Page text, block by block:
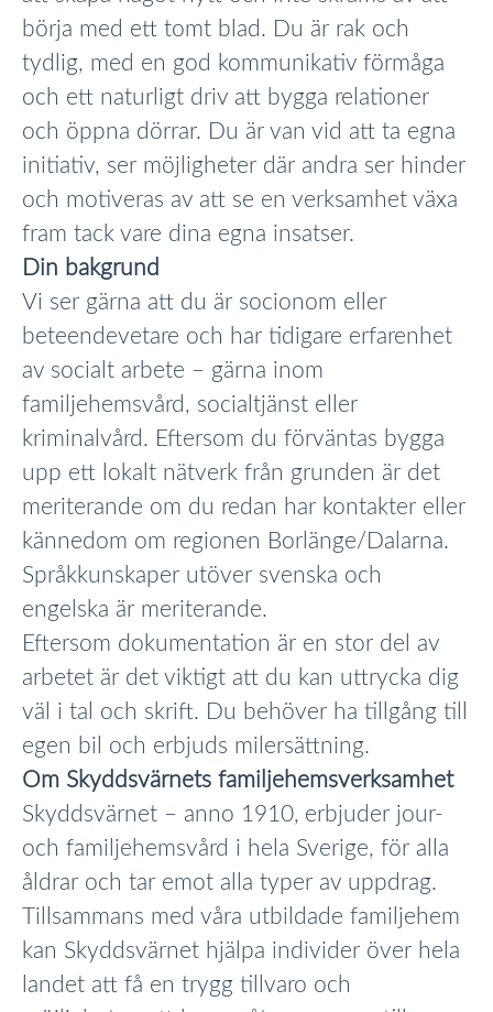
börja med ett tomt blad. Du är rak och
tydlig, med en god kommunikativ förmåga
och ett naturligt driv att bygga relationer
och öppna dörrar. Du är van vid att ta egna
initiativ, ser möjligheter där andra ser hinder
och motiveras av att se en verksamhet växa
fram tack vare dina egna insatser.
Din bakgrund
Vi ser gärna att du är socionom eller
beteendevetare och har tidigare erfarenhet
av socialt arbete – gärna inom
familjehemsvård, socialtjänst eller
kriminalvård. Eftersom du förväntas bygga
upp ett lokalt nätverk från grunden är det
meriterande om du redan har kontakter eller
kännedom om regionen Borlänge/Dalarna.
Språkkunskaper utöver svenska och
engelska är meriterande.
Eftersom dokumentation är en stor del av
arbetet är det viktigt att du kan uttrycka dig
väl i tal och skrift. Du behöver ha tillgång till
egen bil och erbjuds milersättning.
Om Skyddsvärnets familjehemsverksamhet
Skyddsvärnet – anno 1910, erbjuder jour-
och familjehemsvård i hela Sverige, för alla
åldrar och tar emot alla typer av uppdrag.
Tillsammans med våra utbildade familjehem
kan Skyddsvärnet hjälpa individer över hela
landet att få en trygg tillvaro och